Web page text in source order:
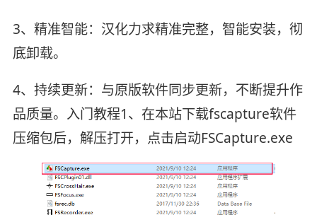
3、精准智能：汉化力求精准完整，智能安装，彻
底卸载。
4、持续更新：与原版软件同步更新，不断提升作
品质量。入门教程1、在本站下载fscapture软件
压缩包后，解压打开，点击启动FSCapture.exe